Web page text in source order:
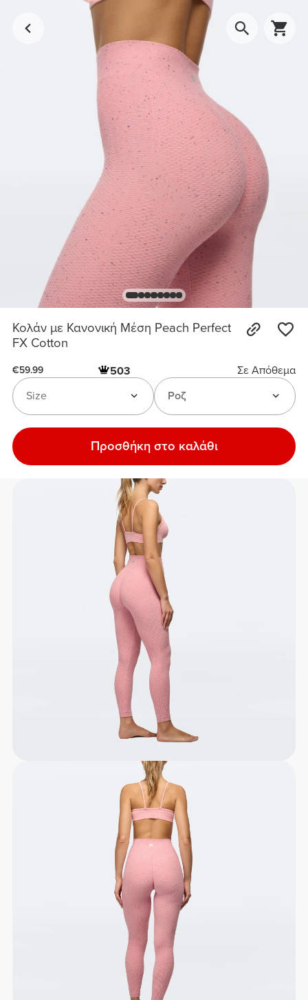
Κολάν με Κανονική Μέση Peach Perfect
FX Cotton
€59.99 503
Σε Απόθεμα
Ροζ
Size
Προσθήκη στο καλάθι